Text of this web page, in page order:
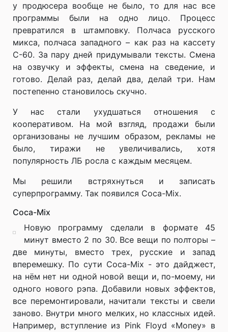
у продюсера вообще не было, то для нас все
программы были на одно лицо. Процесс
превратился в штамповку. Полчаса русского
микса, полчаса западного – как раз на кассету
С-60. За пару дней придумывали тексты. Смена
на озвучку и эффекты, смена на сведение, и
готово. Делай раз, делай два, делай три. Нам
постепенно становилось скучно.
У нас стали ухудшаться отношения с
кооперативом. На мой взгляд, продажи были
организованы не лучшим образом, рекламы не
было, тиражи не увеличивались, хотя
популярность ЛБ росла с каждым месяцем.
Мы решили встряхнуться и записать
суперпрограмму. Так появился Coca-Mix.
Coca-Mix
Новую программу сделали в формате 45
минут вместо 2 по 30. Все вещи по полторы –
две минуты, вместо трех, русские и запад
вперемешку. По сути Coca-Mix - это дайджест,
на нём нет ни одной новой вещи и, по-моему, ни
одного нового рэпа. Добавили новых эффектов,
все перемонтировали, начитали тексты и свели
заново. Внутри много мелких, но классных идей.
Например, вступление из Pink Floyd «Money» в